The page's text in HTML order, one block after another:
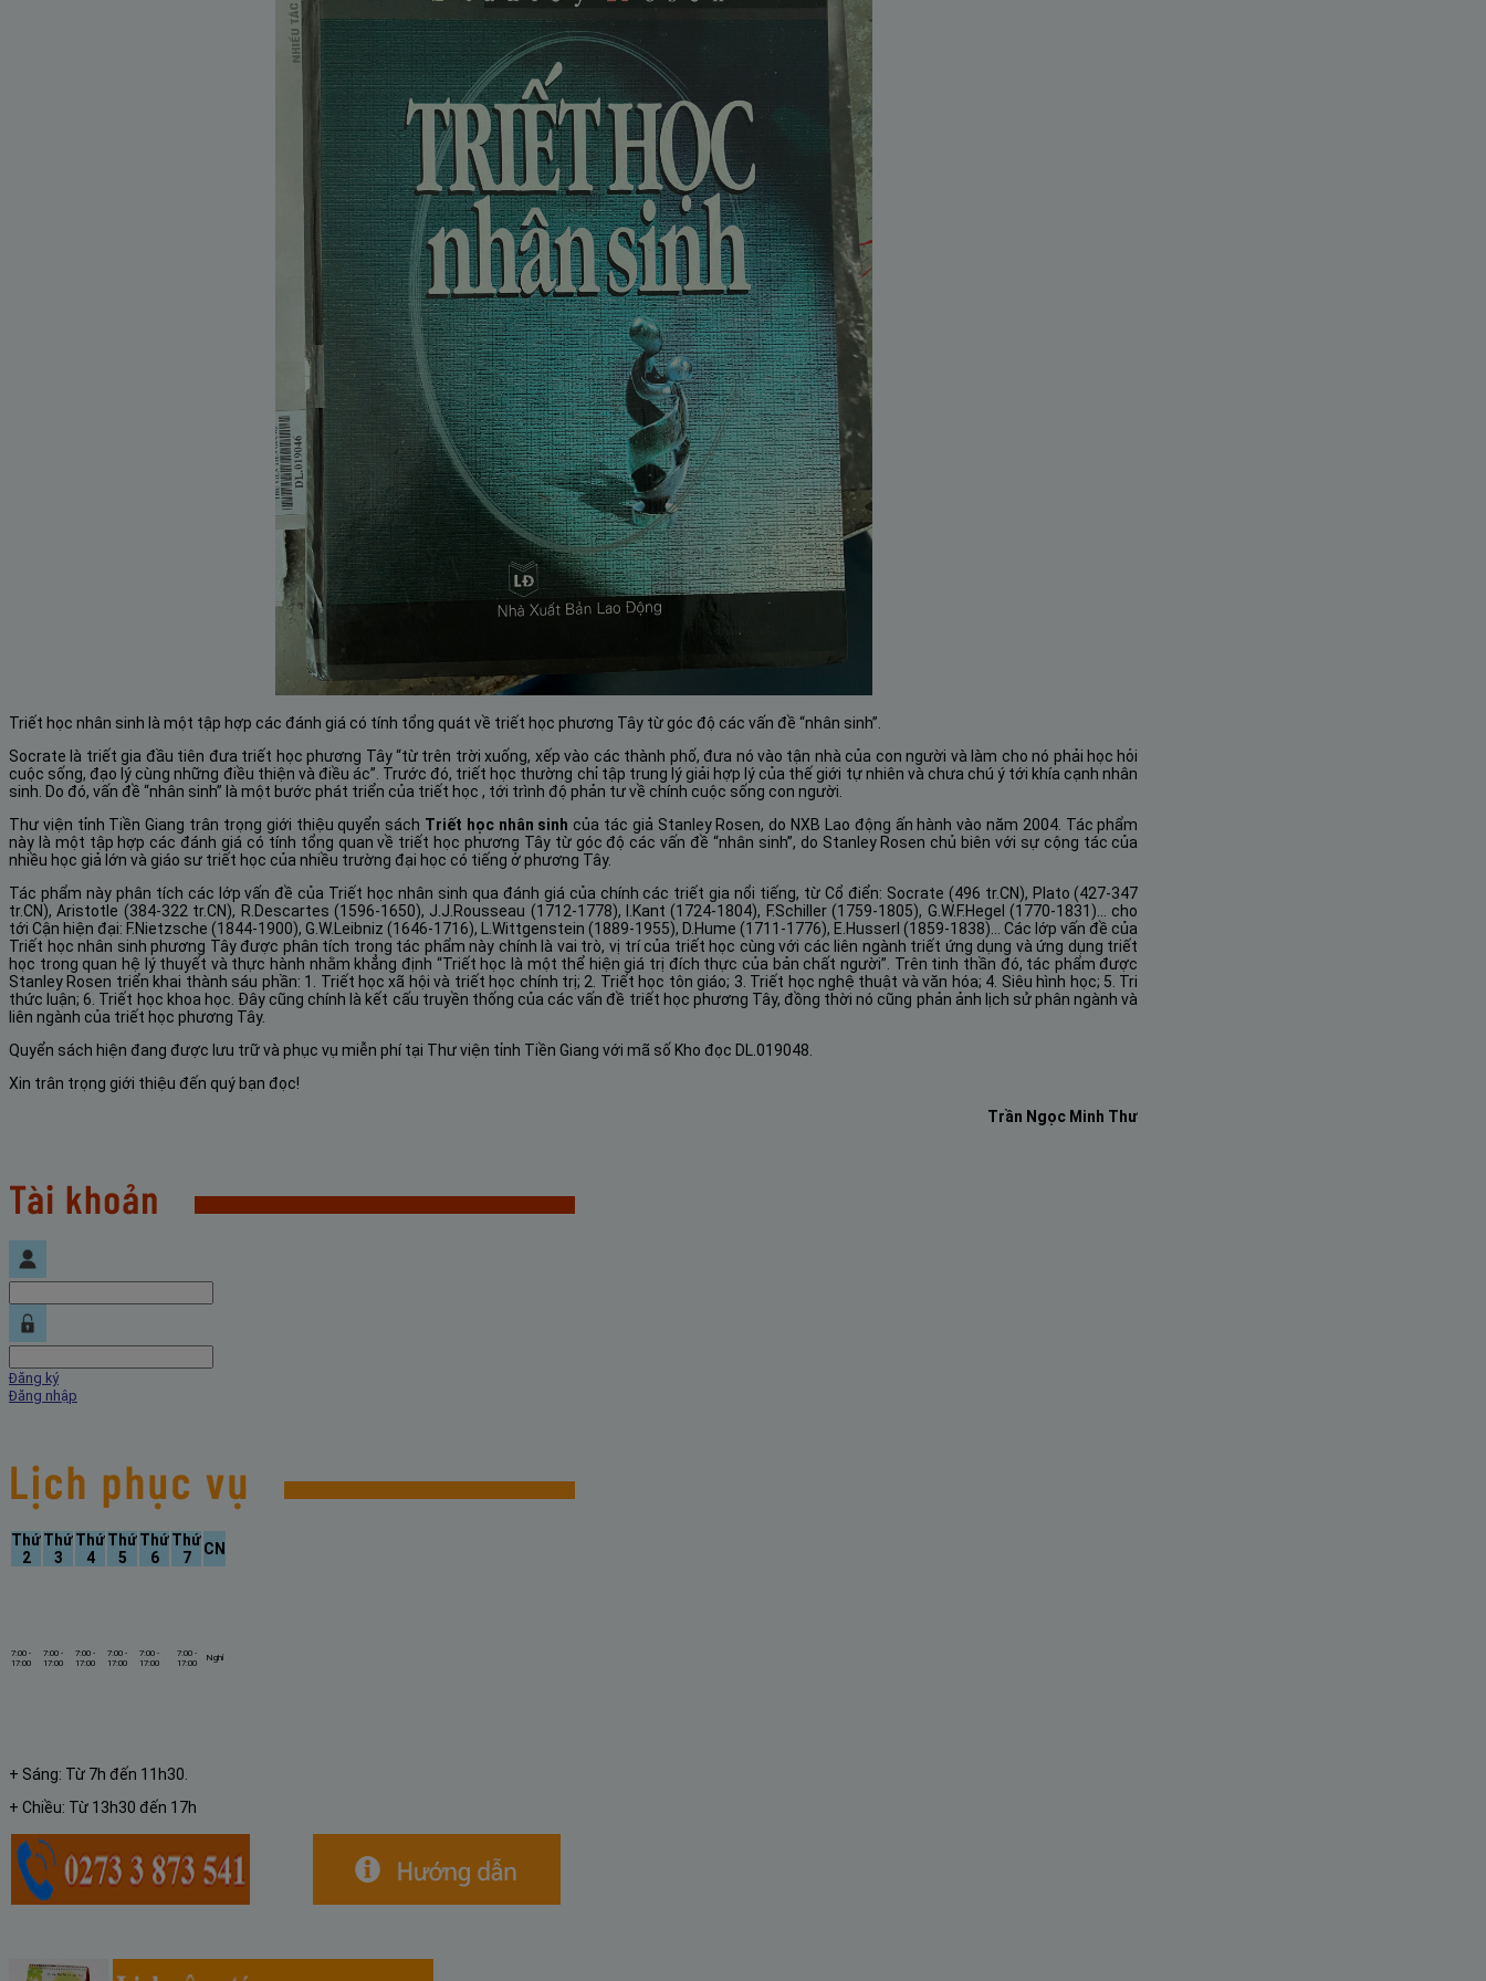
Triết học nhân sinh là một tập hợp các đánh giá có tính tổng quát về triết học phương Tây từ góc độ các vấn đề “nhân sinh”.
Socrate là triết gia đầu tiên đưa triết học phương Tây “từ trên trời xuống, xếp vào các thành phố, đưa nó vào tận nhà của con người và làm cho nó phải học hỏi
cuộc sống, đạo lý cùng những điều thiện và điều ác”. Trước đó, triết học thường chỉ tập trung lý giải hợp lý của thế giới tự nhiên và chưa chú ý tới khía cạnh nhân
sinh. Do đó, vấn đề “nhân sinh” là một bước phát triển của triết học , tới trình độ phản tư về chính cuộc sống con người.
Thư viện tỉnh Tiền Giang trân trọng giới thiệu quyển sách Triết học nhân sinh của tác giả Stanley Rosen, do NXB Lao động ấn hành vào năm 2004. Tác phẩm
này là một tập hợp các đánh giá có tính tổng quan về triết học phương Tây từ góc độ các vấn đề “nhân sinh”, do Stanley Rosen chủ biên với sự cộng tác của
nhiều học giả lớn và giáo sư triết học của nhiều trường đại học có tiếng ở phương Tây.
Tác phẩm này phân tích các lớp vấn đề của Triết học nhân sinh qua đánh giá của chính các triết gia nổi tiếng, từ Cổ điển: Socrate (496 tr.CN), Plato (427-347
tr.CN), Aristotle (384-322 tr.CN), R.Descartes (1596-1650), J.J.Rousseau (1712-1778), I.Kant (1724-1804), F.Schiller (1759-1805), G.W.F.Hegel (1770-1831)… cho
tới Cận hiện đại: F.Nietzsche (1844-1900), G.W.Leibniz (1646-1716), L.Wittgenstein (1889-1955), D.Hume (1711-1776), E.Husserl (1859-1838)… Các lớp vấn đề của
Triết học nhân sinh phương Tây được phân tích trong tác phẩm này chính là vai trò, vị trí của triết học cùng với các liên ngành triết ứng dụng và ứng dụng triết
học trong quan hệ lý thuyết và thực hành nhằm khẳng định “Triết học là một thể hiện giá trị đích thực của bản chất người”. Trên tinh thần đó, tác phẩm được
Stanley Rosen triển khai thành sáu phần: 1. Triết học xã hội và triết học chính trị; 2. Triết học tôn giáo; 3. Triết học nghệ thuật và văn hóa; 4. Siêu hình học; 5. Tri
thức luận; 6. Triết học khoa học. Đây cũng chính là kết cấu truyền thống của các vấn đề triết học phương Tây, đồng thời nó cũng phản ảnh lịch sử phân ngành và
liên ngành của triết học phương Tây.
Quyển sách hiện đang được lưu trữ và phục vụ miễn phí tại Thư viện tỉnh Tiền Giang với mã số Kho đọc DL.019048.
Xin trân trọng giới thiệu đến quý bạn đọc!
Trần Ngọc Minh Thư
Đăng ký
Đăng nhập
Thứ
2
Thứ
3
Thứ
4
Thứ
5
Thứ
6
Thứ
7
CN
7:00 -
17:00
7:00 -
17:00
7:00 -
17:00
7:00 -
17:00
7:00 -
17:00
7:00 -
17:00
Nghỉ
+ Sáng: Từ 7h đến 11h30.
+ Chiều: Từ 13h30 đến 17h